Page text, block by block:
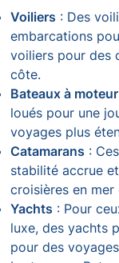
Voiliers : Des
embarcations
voiliers pour des
côte.
Bateaux à moteur
loués pour une
voyages plus
Catamarans :
stabilité accrue
croisières en
Yachts : Pour
luxe, des yachts
pour des